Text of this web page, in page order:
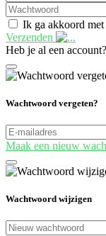
Ik ga akkoord met
Verzenden
Heb je al een account?
Wachtwoord vergeten?
Maak een nieuw
Wachtwoord wijzigen